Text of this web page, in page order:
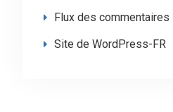
Flux des commentaires
Site de WordPress-FR